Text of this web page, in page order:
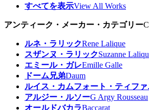
すべてを表示View All Works
アンティーク・メーカー・カテゴリー
ルネ・ラリックRene Lalique
スザンヌ・ラリックSuzanne
エミール・ガレEmille Galle
ドーム兄弟Daum
ルイス・カムフォート・ティフ
アルジー・ルソーG Argy Rousseau
オールドバカラBaccarat